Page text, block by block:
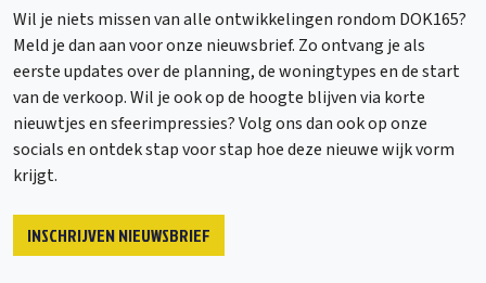
Wil je niets missen van alle ontwikkelingen rondom DOK165?
Meld je dan aan voor onze nieuwsbrief. Zo ontvang je als
eerste updates over de planning, de woningtypes en de start
van de verkoop. Wil je ook op de hoogte blijven via korte
nieuwtjes en sfeerimpressies? Volg ons dan ook op onze
socials en ontdek stap voor stap hoe deze nieuwe wijk vorm
krijgt.
INSCHRIJVEN NIEUWSBRIEF